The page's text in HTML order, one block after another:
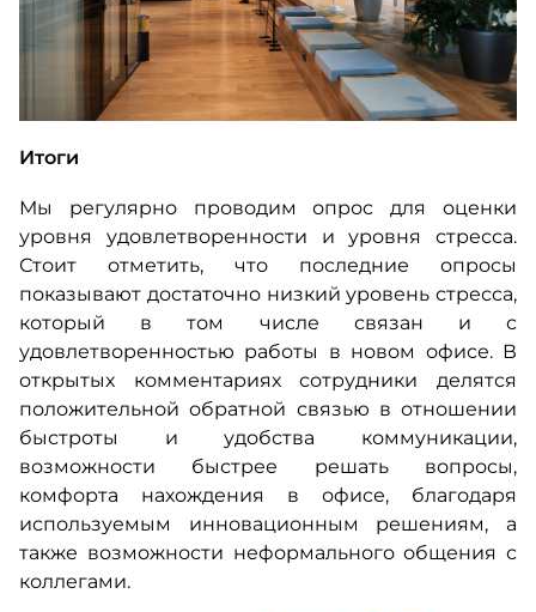
Итоги
Мы регулярно проводим опрос для оценки
уровня удовлетворенности и уровня стресса.
Стоит отметить, что последние опросы
показывают достаточно низкий уровень стресса,
который в том числе связан и с
удовлетворенностью работы в новом офисе. В
открытых комментариях сотрудники делятся
положительной обратной связью в отношении
быстроты и удобства коммуникации,
возможности быстрее решать вопросы,
комфорта нахождения в офисе, благодаря
используемым инновационным решениям, а
также возможности неформального общения с
коллегами.